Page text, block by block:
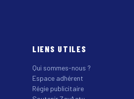
LIENS UTILES
Qui sommes-nous ?
Espace adhérent
Régie publicitaire